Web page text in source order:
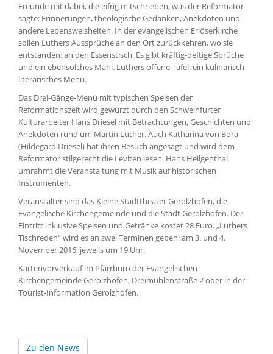
Freunde mit dabei, die eifrig mitschrieben, was der Reformator
sagte: Erinnerungen, theologische Gedanken, Anekdoten und
andere Lebensweisheiten. In der evangelischen Erlöserkirche
sollen Luthers Aussprüche an den Ort zurückkehren, wo sie
entstanden: an den Essenstisch. Es gibt kräftig-deftige Sprüche
und ein ebensolches Mahl. Luthers offene Tafel: ein kulinarisch-
literarisches Menü.
Das Drei-Gänge-Menü mit typischen Speisen der
Reformationszeit wird gewürzt durch den Schweinfurter
Kulturarbeiter Hans Driesel mit Betrachtungen, Geschichten und
Anekdoten rund um Martin Luther. Auch Katharina von Bora
(Hildegard Driesel) hat ihren Besuch angesagt und wird dem
Reformator stilgerecht die Leviten lesen. Hans Heilgenthal
umrahmt die Veranstaltung mit Musik auf historischen
Instrumenten.
Veranstalter sind das Kleine Stadttheater Gerolzhofen, die
Evangelische Kirchengemeinde und die Stadt Gerolzhofen. Der
Eintritt inklusive Speisen und Getränke kostet 28 Euro. „Luthers
Tischreden“ wird es an zwei Terminen geben: am 3. und 4.
November 2016, jeweils um 19 Uhr.
Kartenvorverkauf im Pfarrbüro der Evangelischen
Kirchengemeinde Gerolzhofen, Dreimühlenstraße 2 oder in der
Tourist-Information Gerolzhofen.
Zu den News